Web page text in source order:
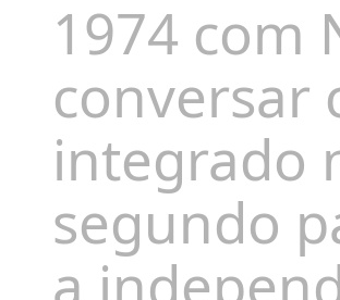
1974
integrado
segundo